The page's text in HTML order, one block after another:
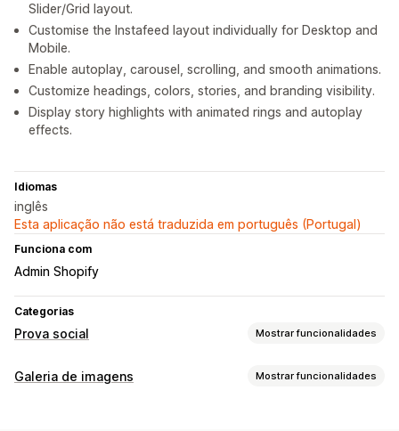
Slider/Grid layout.
Customise the Instafeed layout individually for Desktop and
Mobile.
Enable autoplay, carousel, scrolling, and smooth animations.
Customize headings, colors, stories, and branding visibility.
Display story highlights with animated rings and autoplay
effects.
Idiomas
inglês
Esta aplicação não está traduzida em português (Portugal)
Funciona com
Admin Shopify
Categorias
Prova social Mostrar funcionalidades
Tipos de conteúdo
Galeria de imagens Mostrar funcionalidades